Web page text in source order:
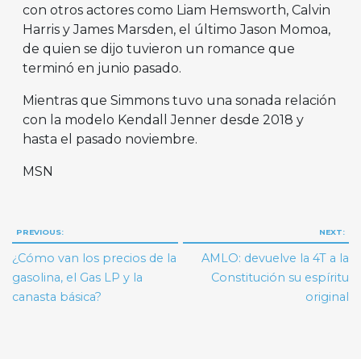
con otros actores como Liam Hemsworth, Calvin
Harris y James Marsden, el último Jason Momoa,
de quien se dijo tuvieron un romance que
terminó en junio pasado.
Mientras que Simmons tuvo una sonada relación
con la modelo Kendall Jenner desde 2018 y
hasta el pasado noviembre.
MSN
Navegación
de
entradas
PREVIOUS:
¿Cómo van los precios de la
gasolina, el Gas LP y la
canasta básica?
NEXT:
AMLO: devuelve la 4T a la
Constitución su espíritu
original